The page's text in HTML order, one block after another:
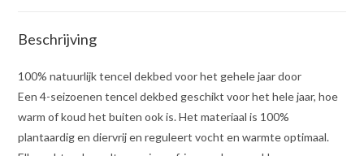
Beschrijving
100% natuurlijk tencel dekbed voor het gehele jaar door
Een 4-seizoenen tencel dekbed geschikt voor het hele jaar, hoe
warm of koud het buiten ook is. Het materiaal is 100%
plantaardig en diervrij en reguleert vocht en warmte optimaal.